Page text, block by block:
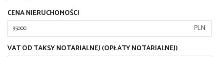
CENA NIERUCHOMOŚCI
PLN
VAT OD TAKSY NOTARIALNEJ (OPŁATY NOTARIALNEJ)